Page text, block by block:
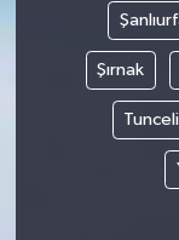
Şırnak
Tunceli